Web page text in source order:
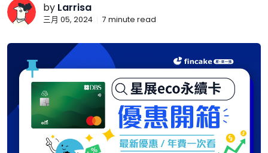
by Larrisa
三月 05, 2024 7 minute read